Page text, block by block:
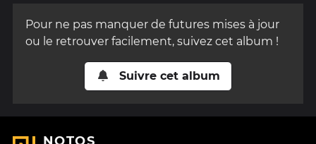
Pour ne pas manquer de futures mises à jour
ou le retrouver facilement, suivez cet album !
Suivre cet album
NOTOS